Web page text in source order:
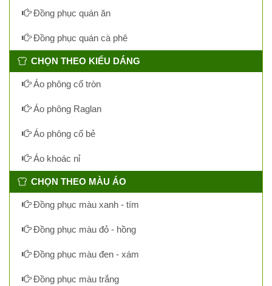
Đồng phục quán ăn
Đồng phục quán cà phê
CHỌN THEO KIỂU DÁNG
Áo phông cổ tròn
Áo phông Raglan
Áo phông cổ bẻ
Áo khoác nỉ
CHỌN THEO MÀU ÁO
Đồng phục màu xanh - tím
Đồng phục màu đỏ - hồng
Đồng phục màu đen - xám
Đồng phục màu trắng